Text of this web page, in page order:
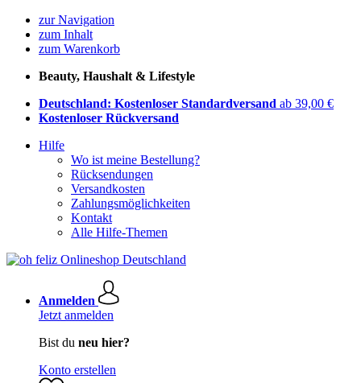
zur Navigation
zum Inhalt
zum Warenkorb
Beauty, Haushalt & Lifestyle
Deutschland: Kostenloser Standardversand ab 39,00 €
Kostenloser Rückversand
Hilfe
Wo ist meine Bestellung?
Rücksendungen
Versandkosten
Zahlungsmöglichkeiten
Kontakt
Alle Hilfe-Themen
Anmelden
Jetzt anmelden
Bist du neu hier?
Konto erstellen